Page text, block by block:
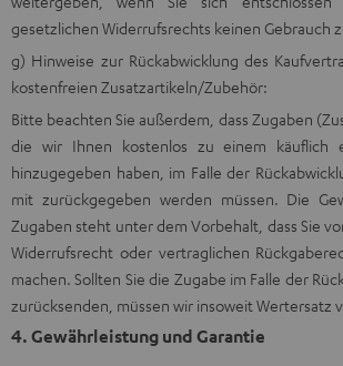
gesetzlichen Widerrufsrechts keinen Gebrauch
g) Hinweise zur Rückabwicklung des
kostenfreien Zusatzartikeln/Zubehör:
Bitte beachten Sie außerdem, dass Zugaben
die wir Ihnen kostenlos zu einem käuflich
hinzugegeben haben, im Falle der
mit zurückgegeben werden müssen. Die
Zugaben steht unter dem Vorbehalt, dass Sie
Widerrufsrecht oder vertraglichen
machen. Sollten Sie die Zugabe im Falle der
zurücksenden, müssen wir insoweit Wertersatz
4. Gewährleistung und Garantie